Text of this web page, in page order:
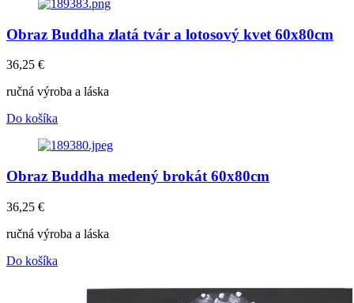
Obraz Buddha zlatá tvár a lotosový kvet 60x80cm
36,25 €
ručná výroba a láska
Do košíka
Obraz Buddha medený brokát 60x80cm
36,25 €
ručná výroba a láska
Do košíka